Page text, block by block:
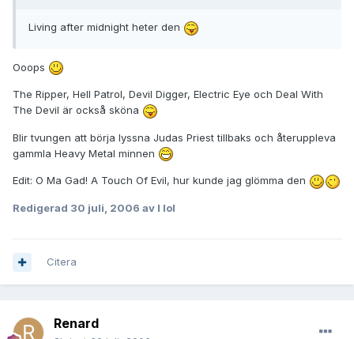
Living after midnight heter den
Ooops
The Ripper, Hell Patrol, Devil Digger, Electric Eye och Deal With
The Devil är också sköna
Blir tvungen att börja lyssna Judas Priest tillbaks och återuppleva
gammla Heavy Metal minnen
Edit: O Ma Gad! A Touch Of Evil, hur kunde jag glömma den
Redigerad 30 juli, 2006 av I lol
Citera
Renard